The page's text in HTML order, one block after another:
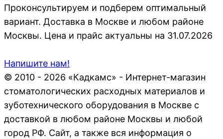
Проконсультируем и подберем оптимальный
вариант. Доставка в Москве и любом районе
Москвы. Цена и прайс актуальны на 31.07.2026
Напишите нам!
© 2010 - 2026 «Кадкамс» - Интернет-магазин
стоматологических расходных материалов и
зуботехнического оборудования в Москве с
доставкой в любом районе Москвы и любой
город РФ. Сайт, а также вся информация о